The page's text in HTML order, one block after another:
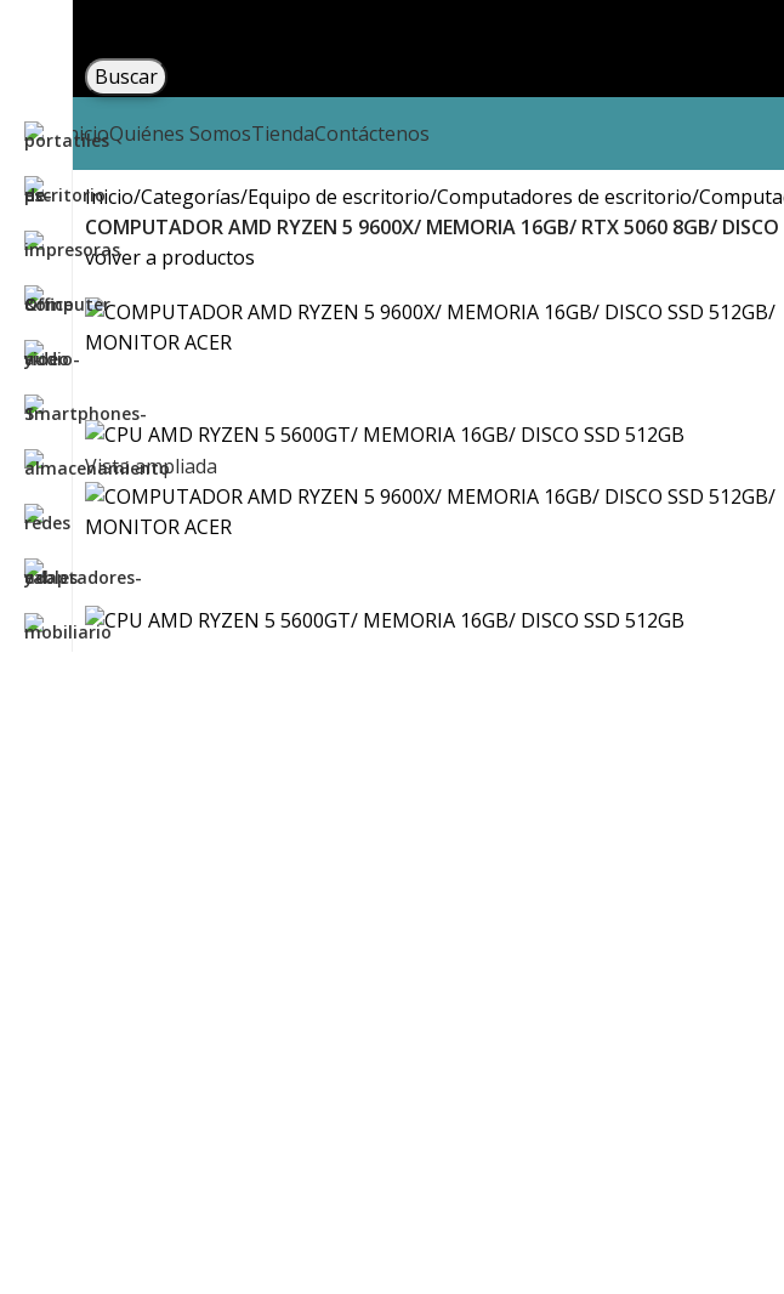
Buscar
InicioQuiénes SomosTiendaContáctenos
Inicio Categorías Equipo de escritorio Computadores de escritorio
COMPUTADOR AMD RYZEN 5 9600X/ MEMORIA 16GB/ RTX 5060 8GB/
volver a productos
Vista ampliada